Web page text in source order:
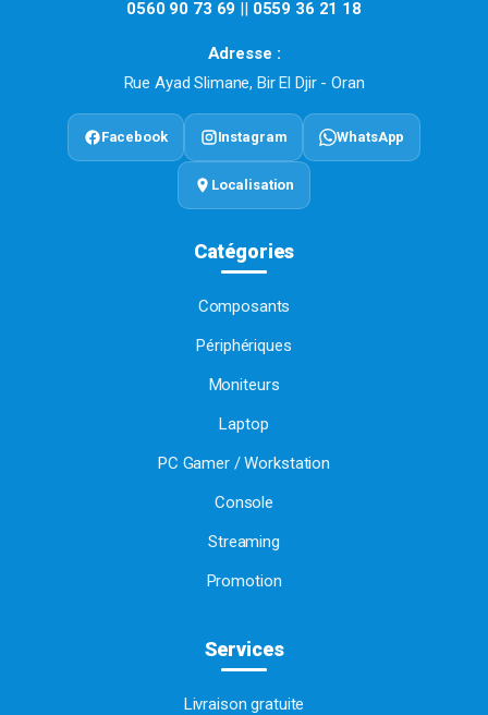
0560 90 73 69 || 0559 36 21 18
Adresse :
Rue Ayad Slimane, Bir El Djir - Oran
Facebook Instagram WhatsApp
Localisation
Catégories
Composants
Périphériques
Moniteurs
Laptop
PC Gamer / Workstation
Console
Streaming
Promotion
Services
Livraison gratuite